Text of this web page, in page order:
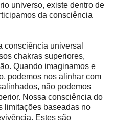
universo, existe dentro de
da consciência
consciência universal
chakras superiores,
Quando imaginamos e
podemos nos alinhar com
não podemos
Nossa consciência do
limitações baseadas no
Estes são